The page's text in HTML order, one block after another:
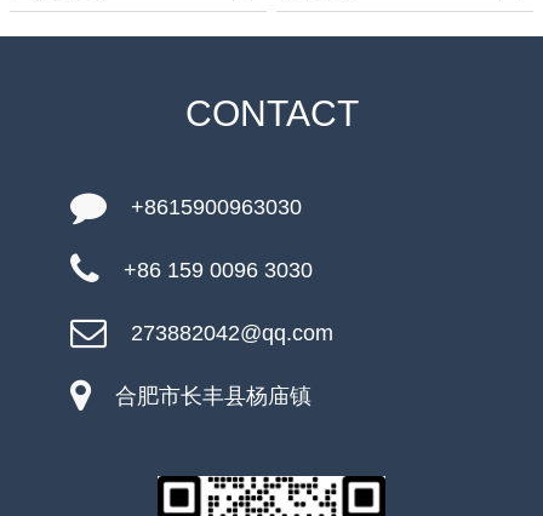
CONTACT
+8615900963030
+86 159 0096 3030
273882042@qq.com
合肥市长丰县杨庙镇